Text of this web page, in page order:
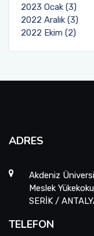
2023 Ocak (3)
2022 Aralık (3)
2022 Ekim (2)
ADRES
Akdeniz
Meslek
SERİK /
TELEFON